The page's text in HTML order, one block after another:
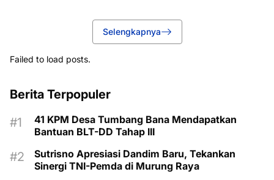
Selengkapnya
Failed to load posts.
Berita Terpopuler
41 KPM Desa Tumbang Bana Mendapatkan
Bantuan BLT-DD Tahap III
Sutrisno Apresiasi Dandim Baru, Tekankan
Sinergi TNI-Pemda di Murung Raya